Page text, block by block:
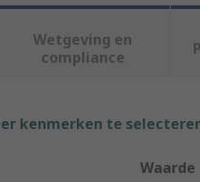
Wetgeving en
compliance
kenmerken te
Waarde